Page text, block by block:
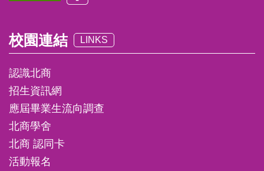
校園連結 LINKS
認識北商
招生資訊網
應屆畢業生流向調查
北商學舍
北商 認同卡
活動報名